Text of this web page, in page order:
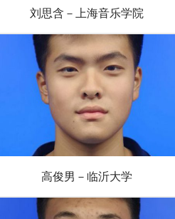
刘思含－上海音乐学院
高俊男－临沂大学